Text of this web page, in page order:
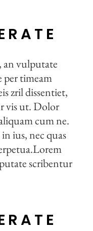
an vulputate
per timeam
zril dissentiet,
vis ut. Dolor
cum ne.
ius, nec quas
scribentur